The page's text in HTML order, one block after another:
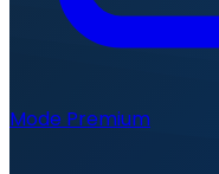
Mode Premium